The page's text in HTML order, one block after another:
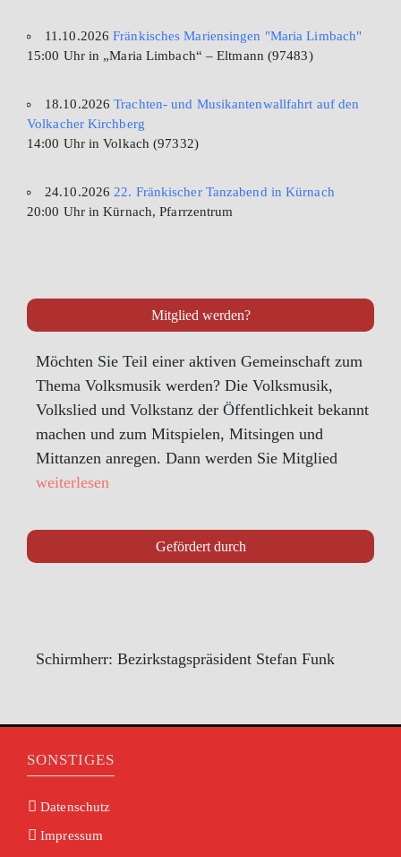
11.10.2026Fränkisches Mariensingen "Maria Limbach"
15:00 Uhr in „Maria Limbach“ – Eltmann (97483)
18.10.2026Trachten- und Musikantenwallfahrt auf den
Volkacher Kirchberg
14:00 Uhr in Volkach (97332)
24.10.2026 22. Fränkischer Tanzabend in Kürnach
20:00 Uhr in Kürnach, Pfarrzentrum
Mitglied werden?
Möchten Sie Teil einer aktiven Gemeinschaft zum
Thema Volksmusik werden? Die Volksmusik,
Volkslied und Volkstanz der Öffentlichkeit bekannt
machen und zum Mitspielen, Mitsingen und
Mittanzen anregen. Dann werden Sie Mitglied
weiterlesen
Gefördert durch
Schirmherr: Bezirkstagspräsident Stefan Funk
SONSTIGES
Datenschutz
Impressum